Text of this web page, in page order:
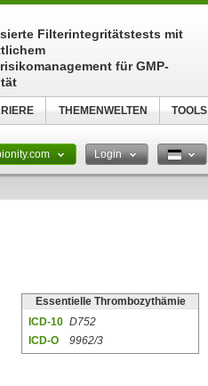
Login
Essentielle Thrombozythämie
ICD-10 D752
ICD-O
9962/3
Filterintegritätstests mit
für GMP-
THEMENWELTEN TOOLS